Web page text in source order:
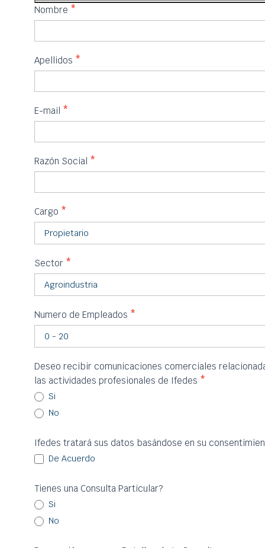
IFEDES
Nombre *
Apellidos *
E-mail *
Razón Social *
Cargo *
Sector *
Numero de Empleados *
Deseo recibir comunicaciones comerciales
las actividades profesionales de Ifedes *
Si
No
Ifedes tratará sus datos basándose en su
De Acuerdo
Tienes una Consulta Particular?
Si
No